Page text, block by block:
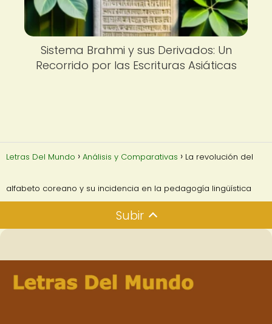
Sistema Brahmi y sus Derivados: Un
Recorrido por las Escrituras Asiáticas
Letras Del Mundo Análisis y Comparativas La revolución del
alfabeto coreano y su incidencia en la pedagogía lingüística
Subir